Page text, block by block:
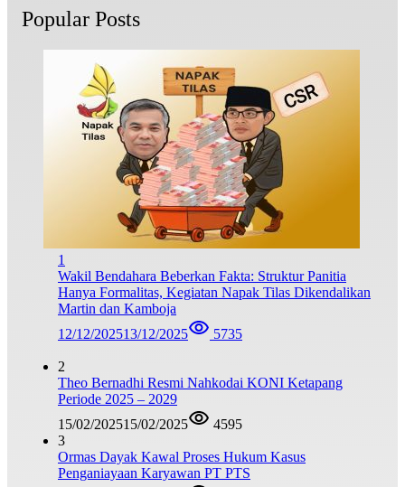
Popular Posts
1
Wakil Bendahara Beberkan Fakta: Struktur Panitia
Hanya Formalitas, Kegiatan Napak Tilas Dikendalikan
Martin dan Kamboja
12/12/202513/12/2025 5735
2
Theo Bernadhi Resmi Nahkodai KONI Ketapang
Periode 2025 – 2029
15/02/202515/02/2025
4595
3
Ormas Dayak Kawal Proses Hukum Kasus
Penganiayaan Karyawan PT PTS